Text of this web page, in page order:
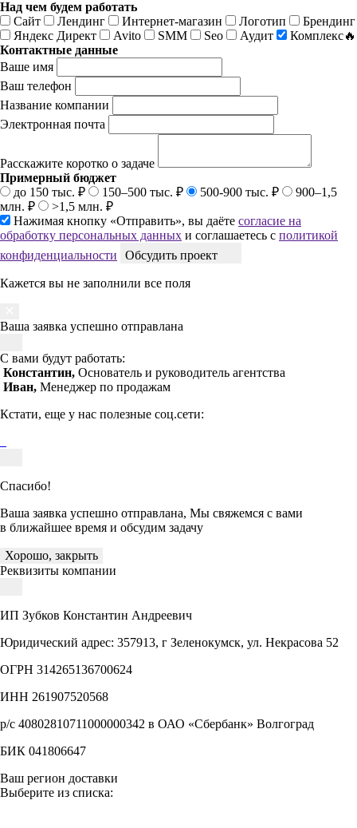
Над чем будем работать
Сайт
Лендинг Интернет-магазин Логотип
Брендинг
Яндекс Директ
Avito SMM Seo Аудит
Комплекс🔥
Контактные данные
Ваше имя
Ваш телефон
Название компании
Электронная почта
Расскажите коротко о задаче
Примерный бюджет
до 150 тыс. ₽
150–500 тыс. ₽ 500-900 тыс. ₽
900–1,5
млн. ₽
>1,5 млн. ₽
Нажимая кнопку «Отправить», вы даёте согласие на
обработку персональных данных и соглашаетесь с политикой
конфиденциальности
Обсудить проект
Кажется вы не заполнили все поля
Ваша заявка успешно отправлана
С вами будут работать:
Константин, Основатель и руководитель агентства
Иван, Менеджер по продажам
Кстати, еще у нас полезные соц.сети:
Спасибо!
Ваша заявка успешно отправлана, Мы свяжемся с вами
в ближайшее время и обсудим задачу
Хорошо, закрыть
Реквизиты компании
ИП Зубков Константин Андреевич
Юридический адрес: 357913, г Зеленокумск, ул. Некрасова 52
ОГРН 314265136700624
ИНН 261907520568
р/с 40802810711000000342 в ОАО «Сбербанк» Волгоград
БИК 041806647
Ваш регион доставки
Выберите из списка: